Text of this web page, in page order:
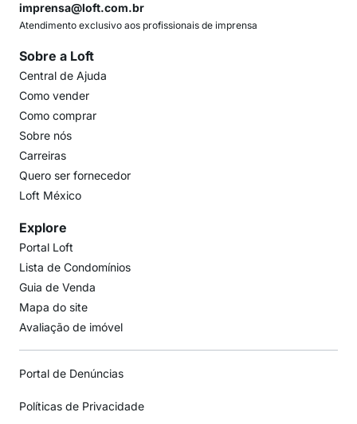
imprensa@loft.com.br
Atendimento exclusivo aos profissionais de imprensa
Sobre a Loft
Central de Ajuda
Como vender
Como comprar
Sobre nós
Carreiras
Quero ser fornecedor
Loft México
Explore
Portal Loft
Lista de Condomínios
Guia de Venda
Mapa do site
Avaliação de imóvel
Portal de Denúncias
Políticas de Privacidade